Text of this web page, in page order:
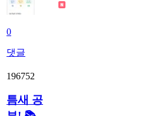
0
댓글
196752
틈새 공